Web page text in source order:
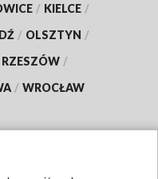
/ KIELCE /
/ OLSZTYN /
RZESZÓW /
/ WROCŁAW